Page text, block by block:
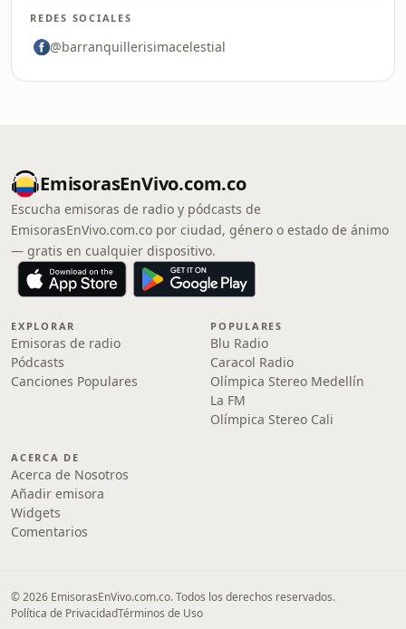
REDES SOCIALES
@barranquillerisimacelestial
EmisorasEnVivo.com.co
Escucha emisoras de radio y pódcasts de
EmisorasEnVivo.com.co por ciudad, género o estado de ánimo
— gratis en cualquier dispositivo.
EXPLORAR
Emisoras de radio
Pódcasts
Canciones Populares
POPULARES
Blu Radio
Caracol Radio
Olímpica Stereo Medellín
La FM
Olímpica Stereo Cali
ACERCA DE
Acerca de Nosotros
Añadir emisora
Widgets
Comentarios
© 2026 EmisorasEnVivo.com.co. Todos los derechos reservados.
Política de PrivacidadTérminos de Uso